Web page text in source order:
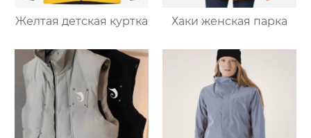
Желтая детская куртка Хаки женская парка